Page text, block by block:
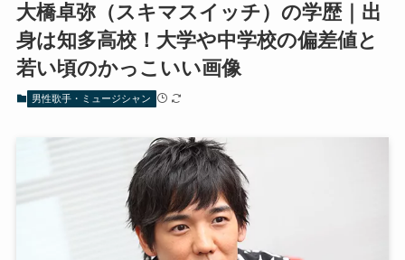
大橋卓弥（スキマスイッチ）の学歴｜出
身は知多高校！大学や中学校の偏差値と
若い頃のかっこいい画像
男性歌手・ミュージシャン